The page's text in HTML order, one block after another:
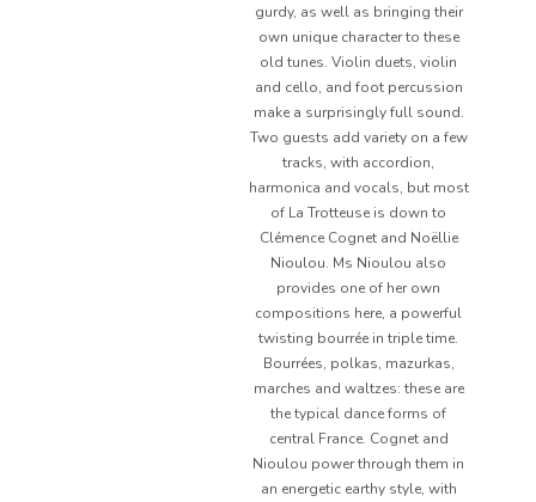
gurdy, as well as bringing their
own unique character to these
old tunes. Violin duets, violin
and cello, and foot percussion
make a surprisingly full sound.
Two guests add variety on a few
tracks, with accordion,
harmonica and vocals, but most
of La Trotteuse is down to
Clémence Cognet and Noëllie
Nioulou. Ms Nioulou also
provides one of her own
compositions here, a powerful
twisting bourrée in triple time.
Bourrées, polkas, mazurkas,
marches and waltzes: these are
the typical dance forms of
central France. Cognet and
Nioulou power through them in
an energetic earthy style, with